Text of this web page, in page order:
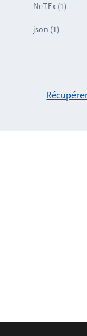
NeTEx (1)
json (1)